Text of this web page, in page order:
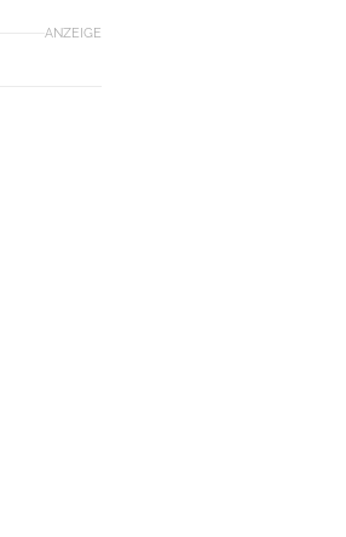
ANZEIGE